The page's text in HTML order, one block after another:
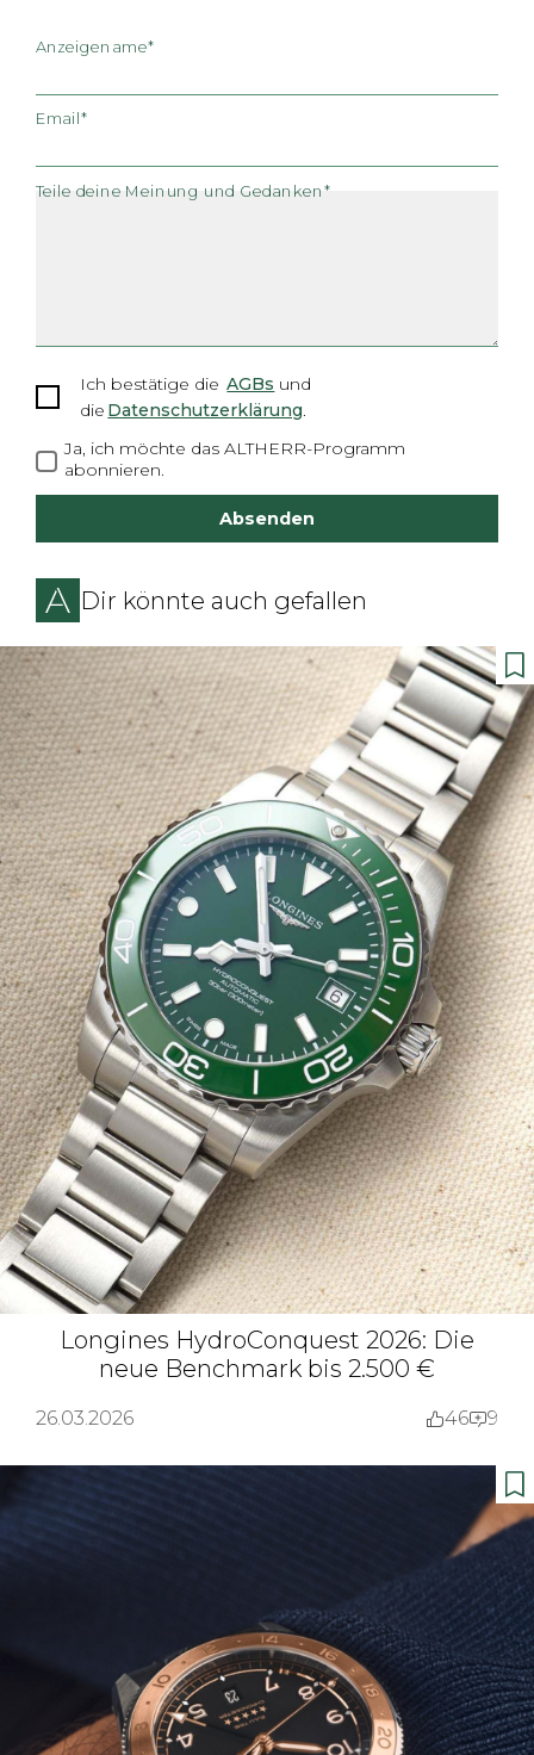
Anzeigename*
Email*
Teile deine Meinung und Gedanken*
Ich bestätige die AGBs und
die Datenschutzerklärung.
Ja, ich möchte das ALTHERR-Programm
abonnieren.
Absenden
Dir könnte auch gefallen
Longines HydroConquest 2026: Die
neue Benchmark bis 2.500 €
26.03.2026 46 9